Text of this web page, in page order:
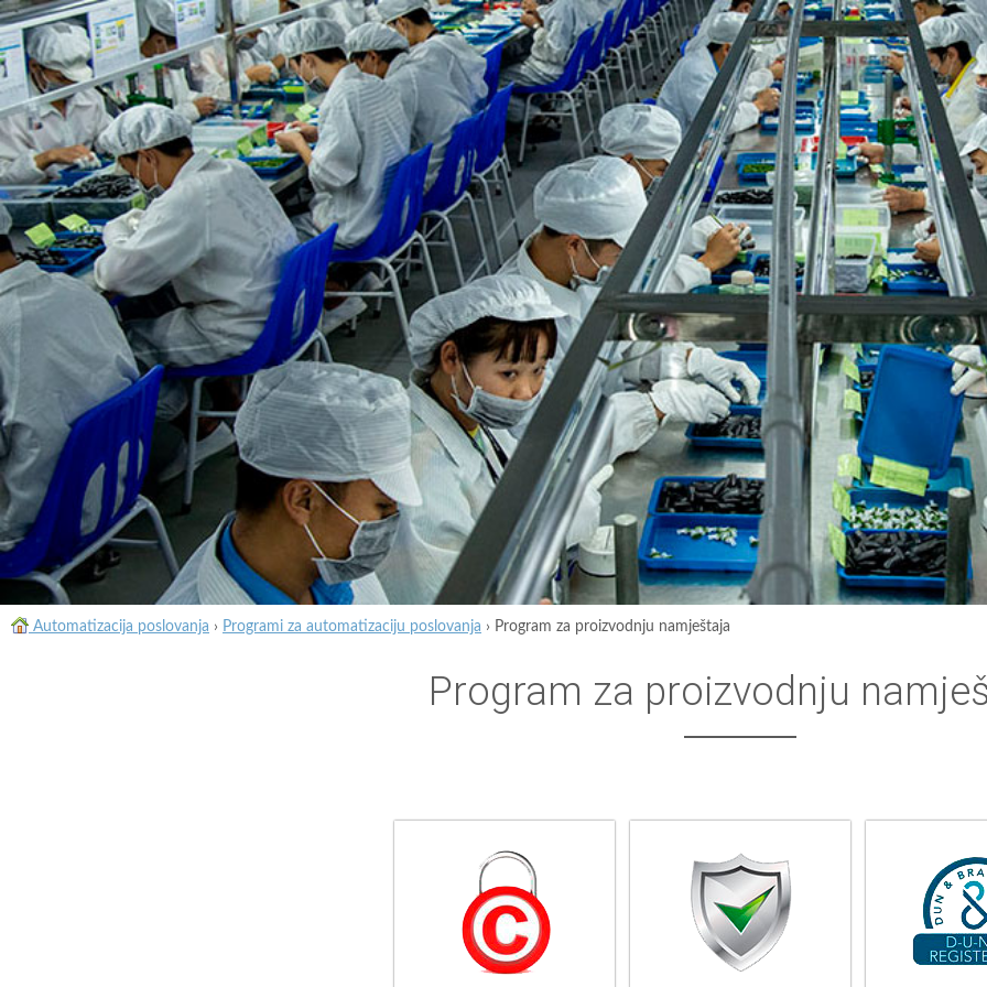
Automatizacija poslovanja › Programi za automatizaciju poslovanja › Program za proizvodnju namještaja
Program za proizvodnju